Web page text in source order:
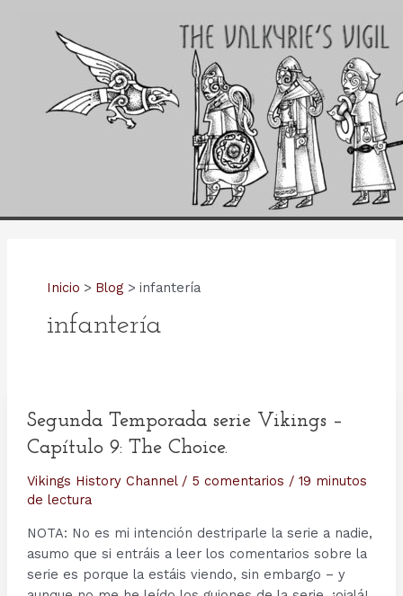
Inicio Blog infantería
infantería
Segunda Temporada serie Vikings –
Capítulo 9: The Choice.
Vikings History Channel/ 5 comentarios / 19 minutos
de lectura
NOTA: No es mi intención destriparle la serie a nadie,
asumo que si entráis a leer los comentarios sobre la
serie es porque la estáis viendo, sin embargo – y